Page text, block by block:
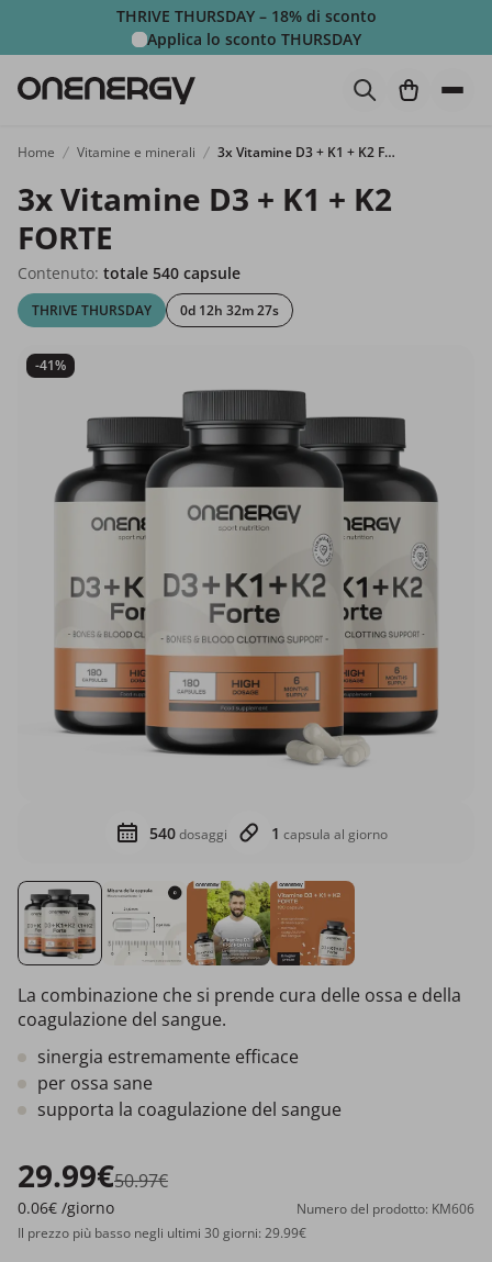
THRIVE THURSDAY – 18% di sconto
Applica lo sconto THURSDAY
Home Vitamine e minerali 3x Vitamine D3 + K1 + K2 FORTE
3x Vitamine D3 + K1 + K2
FORTE
Contenuto: totale 540 capsule
THRIVE THURSDAY 0d 12h 32m 26s
-41%
540dosaggi 1 capsula al giorno
La combinazione che si prende cura delle ossa e della
coagulazione del sangue.
sinergia estremamente efficace
per ossa sane
supporta la coagulazione del sangue
29.99€50.97€
0.06€ /giorno
Numero del prodotto: KM606
Il prezzo più basso negli ultimi 30 giorni: 29.99€